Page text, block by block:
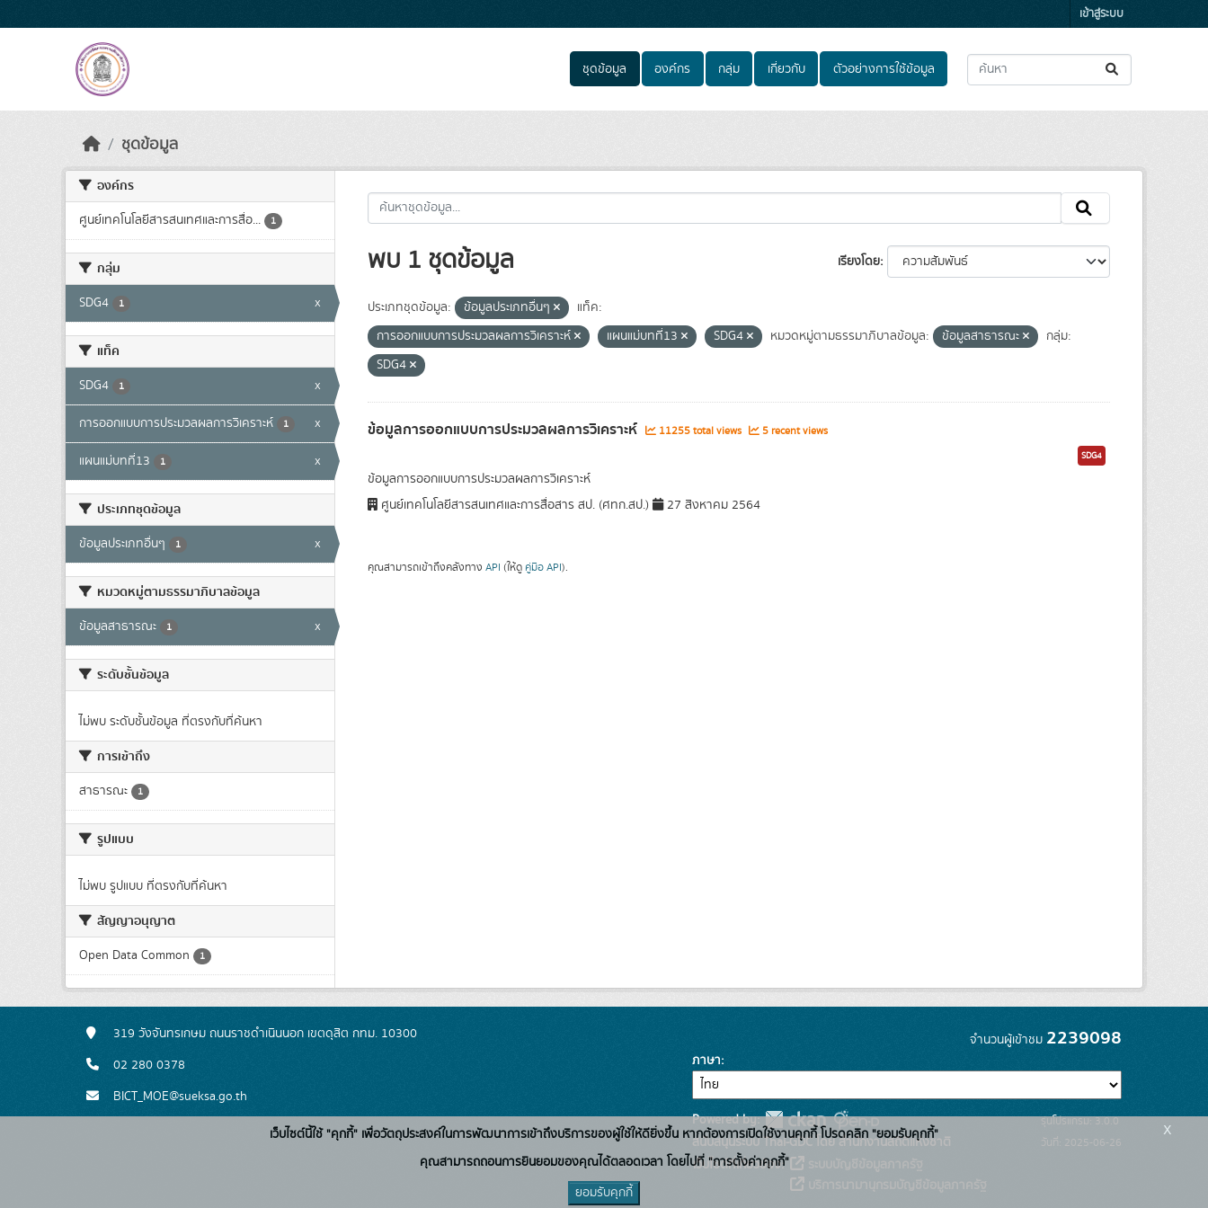
เข้าสู่ระบบ
ชุดข้อมูล องค์กร กลุ่ม เกี่ยวกับ ตัวอย่างการใช้ข้อมูล
ชุดข้อมูล
องค์กร
ศูนย์เทคโนโลยีสารสนเทศและการสื่อ... 1
กลุ่ม
SDG4 1 x
แท็ค
SDG4 1 x
การออกแบบการประมวลผลการวิเคราะห์ 1 x
แผนแม่บทที่13 1 x
ประเภทชุดข้อมูล
ข้อมูลประเภทอื่นๆ 1 x
หมวดหมู่ตามธรรมาภิบาลข้อมูล
ข้อมูลสาธารณะ 1 x
ระดับชั้นข้อมูล
ไม่พบ ระดับชั้นข้อมูล ที่ตรงกับที่ค้นหา
การเข้าถึง
สาธารณะ 1
รูปแบบ
ไม่พบ รูปแบบ ที่ตรงกับที่ค้นหา
สัญญาอนุญาต
Open Data Common 1
เรียงโดย
พบ 1 ชุดข้อมูล
ประเภทชุดข้อมูล: ข้อมูลประเภทอื่นๆ
แท็ค:
การออกแบบการประมวลผลการวิเคราะห์
แผนแม่บทที่13 SDG4 หมวดหมู่ตามธรรมาภิบาลข้อมูล: ข้อมูลสาธารณะ
กลุ่ม:
SDG4
ข้อมูลการออกแบบการประมวลผลการวิเคราะห์ 11255 total views 5 recent views
SDG4
ข้อมูลการออกแบบการประมวลผลการวิเคราะห์
ศูนย์เทคโนโลยีสารสนเทศและการสื่อสาร สป. (ศทก.สป.)
27 สิงหาคม 2564
คุณสามารถเข้าถึงคลังทาง API (ให้ดู คู่มือ API).
319 วังจันทรเกษม ถนนราชดำเนินนอก เขตดุสิต กทม. 10300
02 280 0378
BICT_MOE@sueksa.go.th
จำนวนผู้เข้าชม 2239098
ภาษา
Powered by:
สนับสนุนระบบ Thai-GDC โดย สำนักงานสถิติแห่งชาติ
เว็บไซต์ที่เกี่ยวข้อง:
รุ่นโปรแกรม: 3.0.0
วันที่: 2025-06-26
เว็บไซต์นี้ใช้ "คุกกี้" เพื่อวัตถุประสงค์ในการพัฒนาการเข้าถึงบริการของผู้ใช้ให้ดียิ่งขึ้น หากต้องการเปิดใช้งานคุกกี้ โปรดคลิก "ยอมรับคุกกี้"
คุณสามารถถอนการยินยอมของคุณได้ตลอดเวลา โดยไปที่ "การตั้งค่าคุกกี้"
ยอมรับคุกกี้
x